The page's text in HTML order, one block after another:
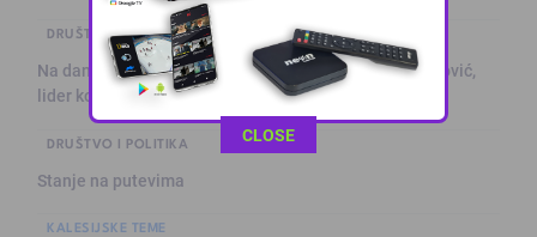
DRUŠTVO I POLITIKA
Na današnji dan prije 101. godine rođen Alija Izetbegović,
lider ko …
DRUŠTVO I POLITIKA
Stanje na putevima
KALESIJSKE TEME
This popup will close in:
CLOSE